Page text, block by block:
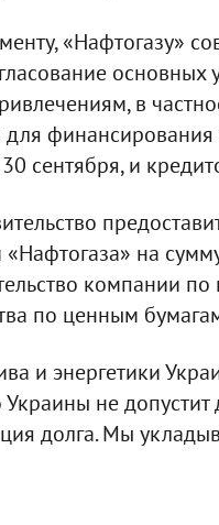
«Нафтогазу»
в
финансирования
сентября, и
на
компании
по ценным
и энергетики
Украины не
долга. Мы